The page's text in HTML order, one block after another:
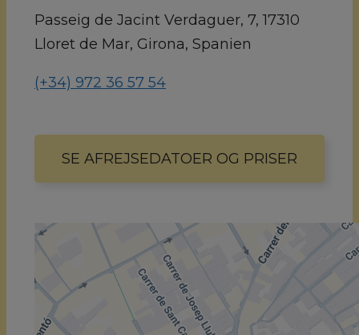
Passeig de Jacint Verdaguer, 7, 17310
Lloret de Mar, Girona, Spanien
(+34) 972 36 57 54
SE AFREJSEDATOER OG PRISER